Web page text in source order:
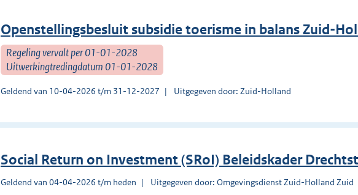
Openstellingsbesluit subsidie toerisme in balans Zuid-
Regeling vervalt per 01-01-2028
Uitwerkingtredingdatum 01-01-2028
Geldend van 10-04-2026 t/m 31-12-2027 Uitgegeven door: Zuid-Holland
Social Return on Investment (SRoI) Beleidskader
Geldend van 04-04-2026 t/m heden Uitgegeven door: Omgevingsdienst Zuid-Holland Zuid